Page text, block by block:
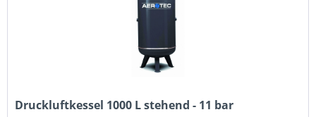
Druckluftkessel 1000 L stehend - 11 bar